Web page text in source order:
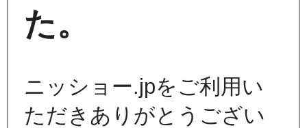
た。
ニッショー.jpをご利用い
ただきありがとうござい